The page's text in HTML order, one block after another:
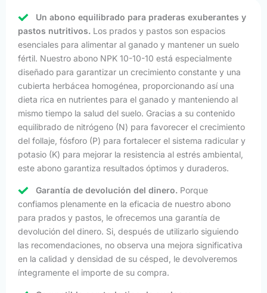
Un abono equilibrado para praderas exuberantes y
pastos nutritivos. Los prados y pastos son espacios
esenciales para alimentar al ganado y mantener un suelo
fértil. Nuestro abono NPK 10-10-10 está especialmente
diseñado para garantizar un crecimiento constante y una
cubierta herbácea homogénea, proporcionando así una
dieta rica en nutrientes para el ganado y manteniendo al
mismo tiempo la salud del suelo. Gracias a su contenido
equilibrado de nitrógeno (N) para favorecer el crecimiento
del follaje, fósforo (P) para fortalecer el sistema radicular y
potasio (K) para mejorar la resistencia al estrés ambiental,
este abono garantiza resultados óptimos y duraderos.
Garantía de devolución del dinero. Porque
confiamos plenamente en la eficacia de nuestro abono
para prados y pastos, le ofrecemos una garantía de
devolución del dinero. Si, después de utilizarlo siguiendo
las recomendaciones, no observa una mejora significativa
en la calidad y densidad de su césped, le devolveremos
íntegramente el importe de su compra.